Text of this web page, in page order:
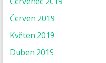
Červen 2019
Květen 2019
Duben 2019